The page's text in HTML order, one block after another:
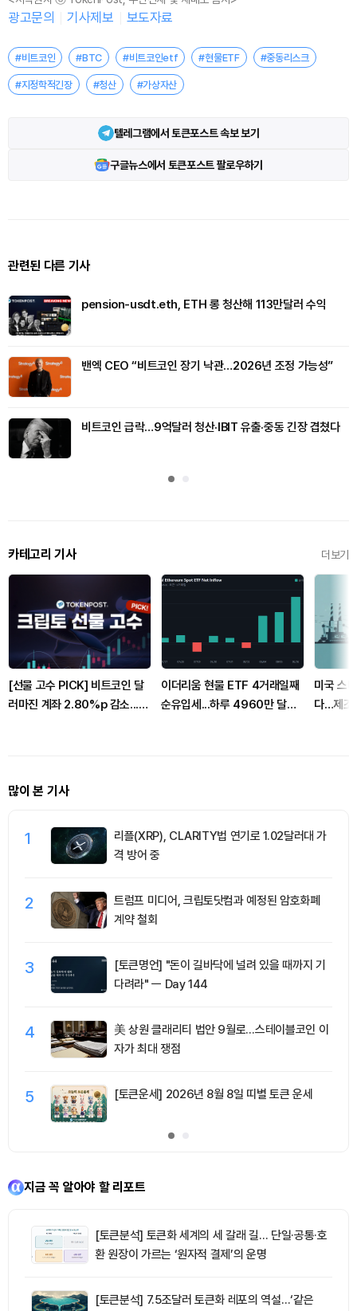
광고문의 기사제보 보도자료
#비트코인 #BTC #비트코인etf #현물ETF #중동리스크
#지정학적긴장 #청산 #가상자산
텔레그램에서 토큰포스트 속보 보기
구글뉴스에서 토큰포스트 팔로우하기
관련된 다른 기사
pension-usdt.eth, ETH 롱 청산해 113만달러 수익
밴엑 CEO “비트코인 장기 낙관…2026년 조정 가능성”
비트코인 급락…9억달러 청산·IBIT 유출·중동 긴장 겹쳤다
카테고리 기사 더보기
[선물 고수 PICK] 비트코인 달
러마진 계좌 2.80%p 감소...코
이더리움 현물 ETF 4거래일째
순유입세...하루 4960만 달러
미국 스
다…제조
많이 본 기사
1
리플(XRP), CLARITY법 연기로 1.02달러대 가
격 방어 중
2
트럼프 미디어, 크립토닷컴과 예정된 암호화폐
계약 철회
3
[토큰명언] "돈이 길바닥에 널려 있을 때까지 기
다려라" ㅡ Day 144
4
美 상원 클래리티 법안 9월로…스테이블코인 이
자가 최대 쟁점
5 [토큰운세] 2026년 8월 8일 띠별 토큰 운세
지금 꼭 알아야 할 리포트
[토큰분석] 토큰화 세계의 세 갈래 길… 단일·공통·호
환 원장이 가르는 ‘원자적 결제’의 운명
[토큰분석] 7.5조달러 토큰화 레포의 역설…‘같은